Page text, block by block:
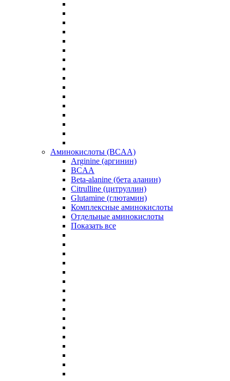
Аминокислоты (BCAA)
Arginine (аргинин)
BCAA
Beta-alanine (бета аланин)
Citrulline (цитруллин)
Glutamine (глютамин)
Комплексные аминокислоты
Отдельные аминокислоты
Показать все